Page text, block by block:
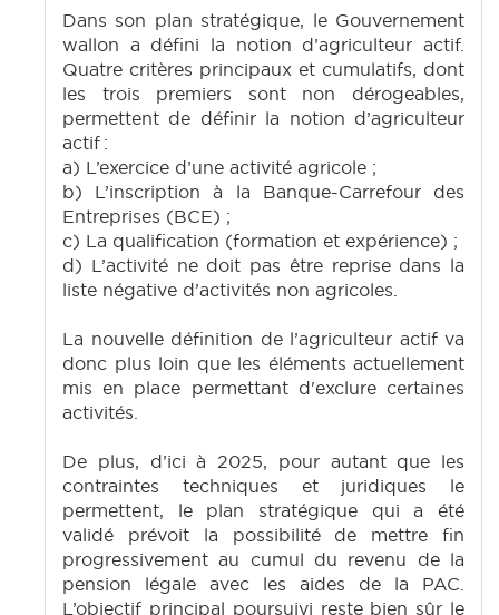
Dans son plan stratégique, le Gouvernement
wallon a défini la notion d’agriculteur actif.
Quatre critères principaux et cumulatifs, dont
les trois premiers sont non dérogeables,
permettent de définir la notion d’agriculteur
actif :
a) L’exercice d’une activité agricole ;
b) L’inscription à la Banque-Carrefour des
Entreprises (BCE) ;
c) La qualification (formation et expérience) ;
d) L’activité ne doit pas être reprise dans la
liste négative d’activités non agricoles.
La nouvelle définition de l’agriculteur actif va
donc plus loin que les éléments actuellement
mis en place permettant d'exclure certaines
activités.
De plus, d’ici à 2025, pour autant que les
contraintes techniques et juridiques le
permettent, le plan stratégique qui a été
validé prévoit la possibilité de mettre fin
progressivement au cumul du revenu de la
pension légale avec les aides de la PAC.
L’objectif principal poursuivi reste bien sûr le